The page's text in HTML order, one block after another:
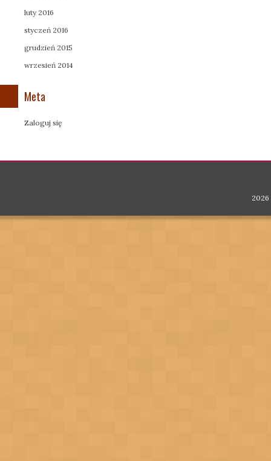
luty 2016
styczeń 2016
grudzień 2015
wrzesień 2014
Meta
Zaloguj się
2026